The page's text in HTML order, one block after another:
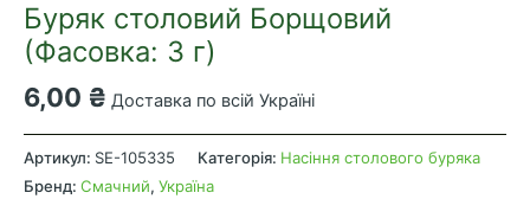
Буряк столовий Борщовий
(Фасовка: 3 г)
6,00 ₴ Доставка по всій Україні
Буряк
столовий
Борщовий
Артикул: SE-105335 Категорія: Насіння столового буряка
Бренд: Смачний, Україна